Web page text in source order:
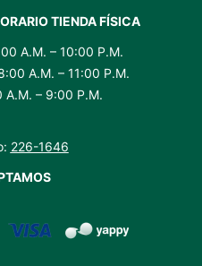
TIENDA FÍSICA
A.M. – 10:00 P.M.
A.M. – 11:00 P.M.
A.M. – 9:00 P.M.
226-1646